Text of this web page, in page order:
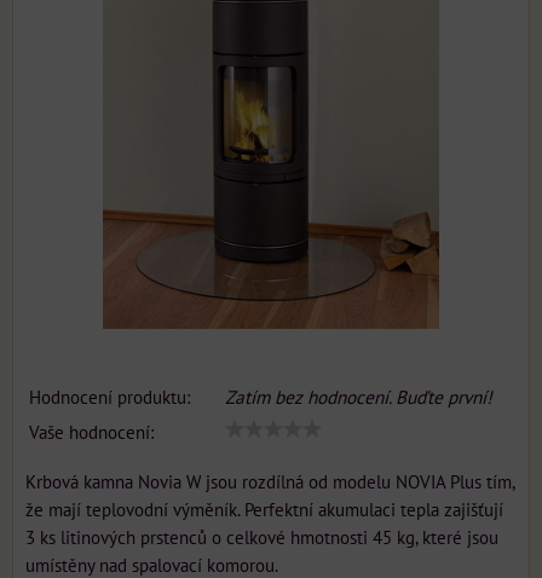
Hodnocení produktu:
Zatím bez hodnocení. Buďte první!
Vaše hodnocení:
Krbová kamna Novia W jsou rozdílná od modelu NOVIA Plus tím,
že mají teplovodní výměník. Perfektní akumulaci tepla zajišťují
3 ks litinových prstenců o celkové hmotnosti 45 kg, které jsou
umístěny nad spalovací komorou.